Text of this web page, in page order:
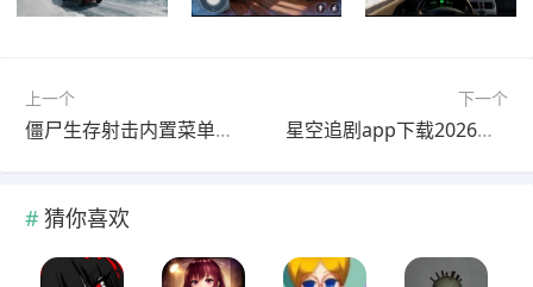
上一个
僵尸生存射击内置菜单下载
下一个
星空追剧app下载2026最新版
猜你喜欢